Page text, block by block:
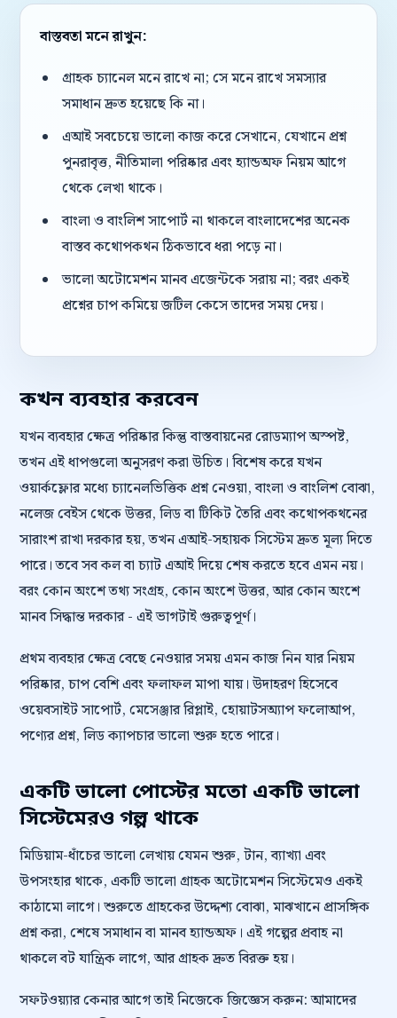
বাস্তবতা মনে রাখুন:
গ্রাহক চ্যানেল মনে রাখে না; সে মনে রাখে সমস্যার
সমাধান দ্রুত হয়েছে কি না।
এআই সবচেয়ে ভালো কাজ করে সেখানে, যেখানে প্রশ্ন
পুনরাবৃত্ত, নীতিমালা পরিষ্কার এবং হ্যান্ডঅফ নিয়ম আগে
থেকে লেখা থাকে।
বাংলা ও বাংলিশ সাপোর্ট না থাকলে বাংলাদেশের অনেক
বাস্তব কথোপকথন ঠিকভাবে ধরা পড়ে না।
ভালো অটোমেশন মানব এজেন্টকে সরায় না; বরং একই
প্রশ্নের চাপ কমিয়ে জটিল কেসে তাদের সময় দেয়।
কখন ব্যবহার করবেন
যখন ব্যবহার ক্ষেত্র পরিষ্কার কিন্তু বাস্তবায়নের রোডম্যাপ অস্পষ্ট,
তখন এই ধাপগুলো অনুসরণ করা উচিত। বিশেষ করে যখন
ওয়ার্কফ্লোর মধ্যে চ্যানেলভিত্তিক প্রশ্ন নেওয়া, বাংলা ও বাংলিশ বোঝা,
নলেজ বেইস থেকে উত্তর, লিড বা টিকিট তৈরি এবং কথোপকথনের
সারাংশ রাখা দরকার হয়, তখন এআই-সহায়ক সিস্টেম দ্রুত মূল্য দিতে
পারে। তবে সব কল বা চ্যাট এআই দিয়ে শেষ করতে হবে এমন নয়।
বরং কোন অংশে তথ্য সংগ্রহ, কোন অংশে উত্তর, আর কোন অংশে
মানব সিদ্ধান্ত দরকার - এই ভাগটাই গুরুত্বপূর্ণ।
প্রথম ব্যবহার ক্ষেত্র বেছে নেওয়ার সময় এমন কাজ নিন যার নিয়ম
পরিষ্কার, চাপ বেশি এবং ফলাফল মাপা যায়। উদাহরণ হিসেবে
ওয়েবসাইট সাপোর্ট, মেসেঞ্জার রিপ্লাই, হোয়াটসঅ্যাপ ফলোআপ,
পণ্যের প্রশ্ন, লিড ক্যাপচার ভালো শুরু হতে পারে।
একটি ভালো পোস্টের মতো একটি ভালো
সিস্টেমেরও গল্প থাকে
মিডিয়াম-ধাঁচের ভালো লেখায় যেমন শুরু, টান, ব্যাখ্যা এবং
উপসংহার থাকে, একটি ভালো গ্রাহক অটোমেশন সিস্টেমেও একই
কাঠামো লাগে। শুরুতে গ্রাহকের উদ্দেশ্য বোঝা, মাঝখানে প্রাসঙ্গিক
প্রশ্ন করা, শেষে সমাধান বা মানব হ্যান্ডঅফ। এই গল্পের প্রবাহ না
থাকলে বট যান্ত্রিক লাগে, আর গ্রাহক দ্রুত বিরক্ত হয়।
সফটওয়্যার কেনার আগে তাই নিজেকে জিজ্ঞেস করুন: আমাদের